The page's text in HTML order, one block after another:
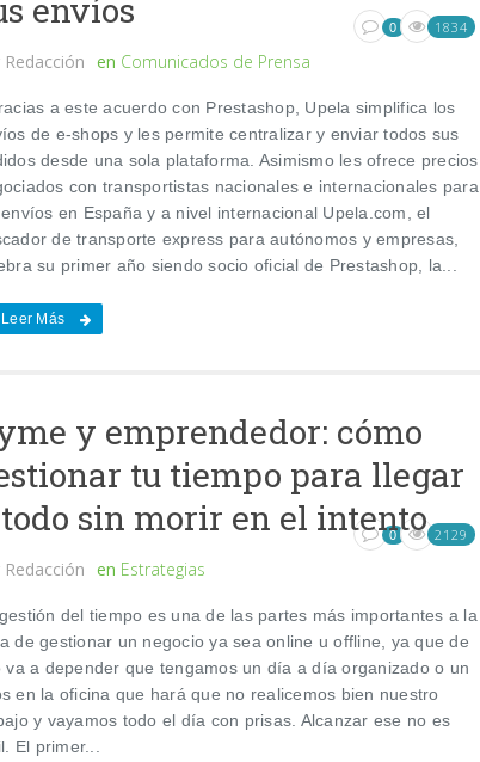
envíos
Redacción en Comunicados de Prensa
0 1834
a este acuerdo con Prestashop, Upela simplifica los
de e-shops y les permite centralizar y enviar todos sus
desde una sola plataforma. Asimismo les ofrece precios
con transportistas nacionales e internacionales para
en España y a nivel internacional Upela.com, el
de transporte express para autónomos y empresas,
su primer año siendo socio oficial de Prestashop, la...
Leer Más
y emprendedor: cómo
tu tiempo para llegar
sin morir en el intento
Redacción en Estrategias
0 2129
del tiempo es una de las partes más importantes a la
de gestionar un negocio ya sea online u offline, ya que de
va a depender que tengamos un día a día organizado o un
en la oficina que hará que no realicemos bien nuestro
y vayamos todo el día con prisas. Alcanzar ese no es
El primer...